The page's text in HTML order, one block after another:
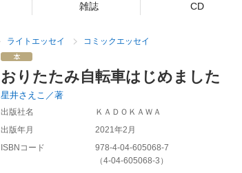
雑誌 CD
ライトエッセイ コミックエッセイ
おりたたみ自転車はじめました
星井さえこ／著
出版社名
ＫＡＤＯＫＡＷＡ
出版年月
2021年2月
ISBNコード
978-4-04-605068-7
（4-04-605068-3 ）